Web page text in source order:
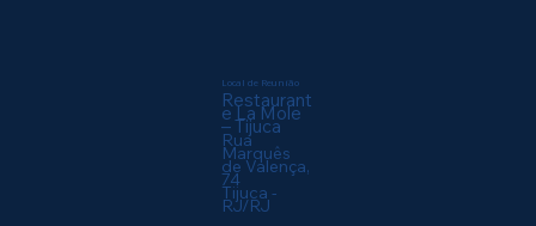
Local de Reunião
Restaurant
e La Mole
– Tijuca
Rua
Marquês
de Valença,
74
Tijuca -
RJ/RJ